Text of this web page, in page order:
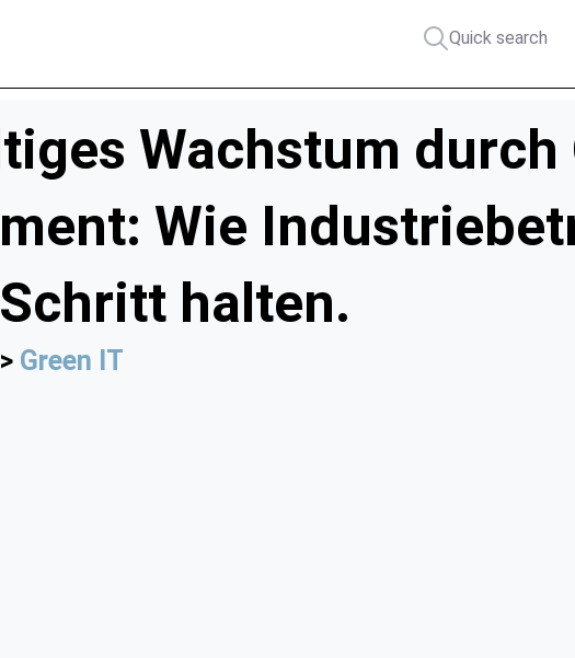
Quick search
Wachstum durch
Wie
halten.
Green IT